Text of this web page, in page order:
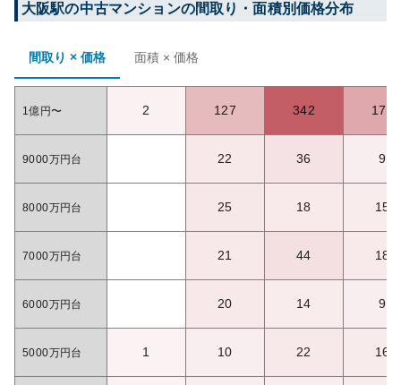
大阪駅の中古マンションの間取り・面積別価格分布
間取り × 価格 面積 × 価格
1億円〜 2 127 342 170
9000万円台 22 36 9
8000万円台 25 18 15
7000万円台 21 44 18
6000万円台 20 14 9
5000万円台 1 10 22 16